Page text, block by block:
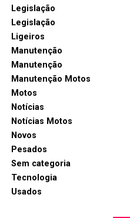
Legislação
Legislação
Ligeiros
Manutenção
Manutenção
Manutenção Motos
Motos
Notícias
Notícias Motos
Novos
Pesados
Sem categoria
Tecnologia
Usados